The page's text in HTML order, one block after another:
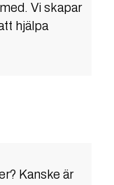
Vi skapar
hjälpa
Kanske är